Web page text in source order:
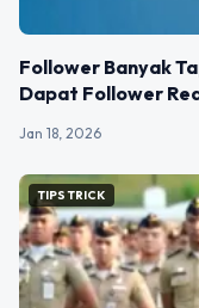
Follower Banyak
Dapat Follower
Jan 18, 2026
TIPS TRICK